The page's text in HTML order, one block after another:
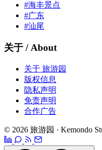
#海丰景点
#广东
#汕尾
关于 / About
关于 旅游园
版权信息
隐私声明
免责声明
合作广告
© 2026 旅游园 · Kemondo